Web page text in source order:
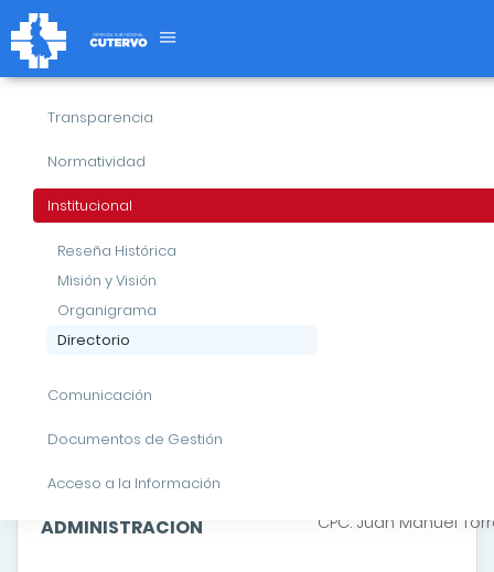
Transparencia
Normatividad
Institucional
Reseña Histórica
Misión y Visión
Organigrama
Directorio
Comunicación
Documentos de Gestión
Acceso a la Información
Directorio
OFICINAS DE GSRC RESPONSABLE
GERENTE SUB REGIONAL DE
CUTERVO
OFICINA SUB REGIONAL DE
ADMINISTRACIÓN CPC. Juan Manuel